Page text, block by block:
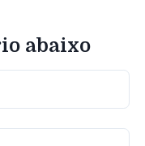
abaixo